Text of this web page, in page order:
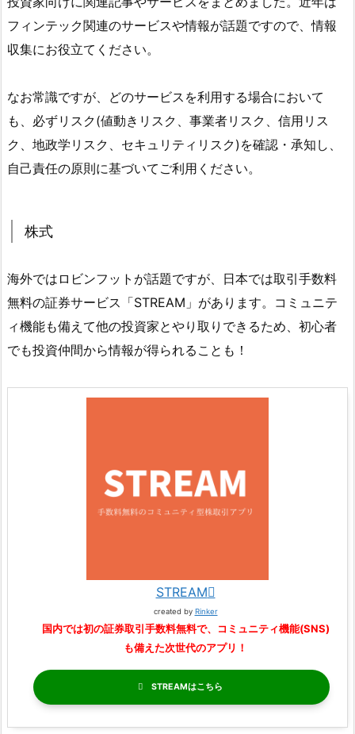
フィンテック関連のサービスや情報が話題ですので、情報
収集にお役立てください。
なお常識ですが、どのサービスを利用する場合において
も、必ずリスク(値動きリスク、事業者リスク、信用リス
ク、地政学リスク、セキュリティリスク)を確認・承知し、
自己責任の原則に基づいてご利用ください。
株式
海外ではロビンフットが話題ですが、日本では取引手数料
無料の証券サービス「STREAM」があります。コミュニテ
ィ機能も備えて他の投資家とやり取りできるため、初心者
でも投資仲間から情報が得られることも！
STREAM
created by Rinker
国内では初の証券取引手数料無料で、コミュニティ機能(SNS)
も備えた次世代のアプリ！
STREAM